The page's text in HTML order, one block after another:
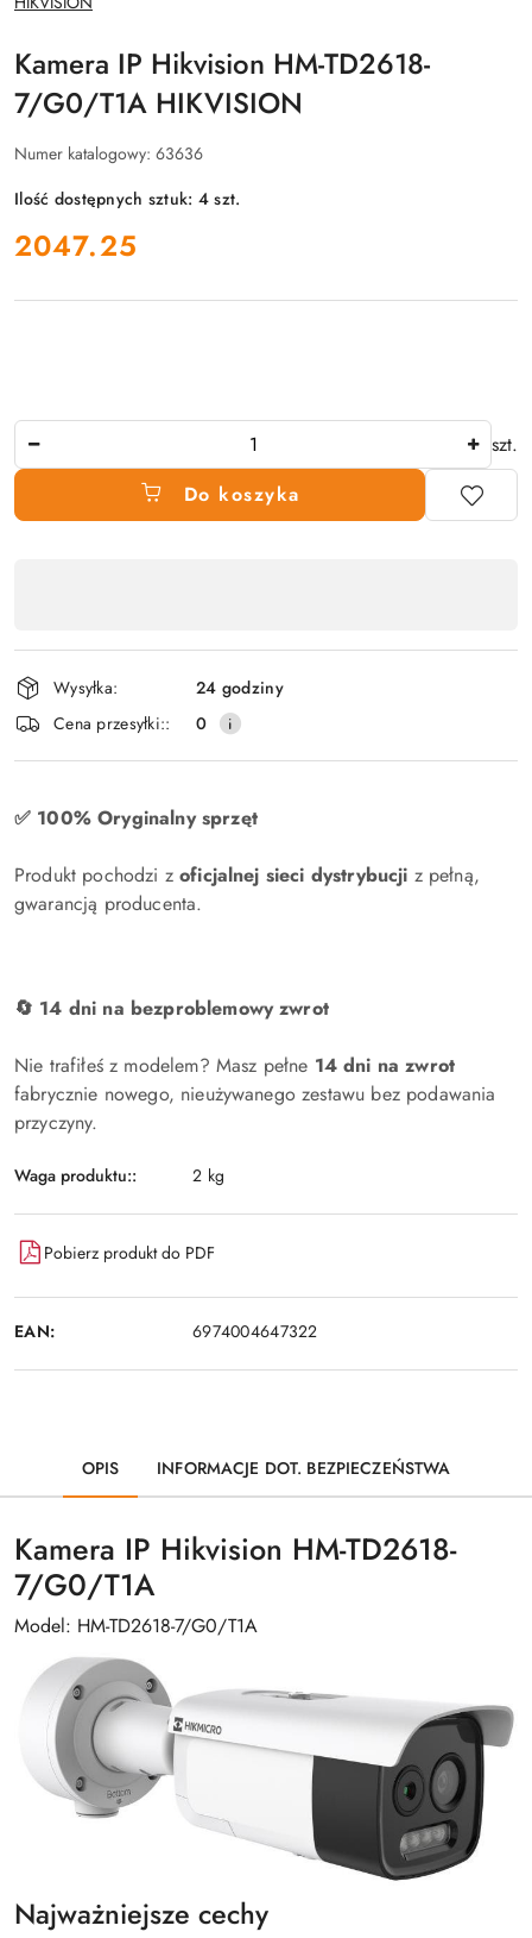
PRODUCENTA:
Kamera IP Hikvision HM-TD2618-
7/G0/T1A HIKVISION
Numer katalogowy: 63636
Ilość dostępnych sztuk: 4szt.
cena:
2047.25
szt.
Do koszyka
,
płatność
i
dostawa
Wysyłka:
24 godziny
Cena przesyłki::
0
✅ 100% Oryginalny sprzęt
Produkt pochodzi zoficjalnej sieci dystrybucji z pełną,
gwarancją producenta.
🔄 14 dni na bezproblemowy zwrot
Nie trafiłeś z modelem? Masz pełne 14 dni na zwrot
fabrycznie nowego, nieużywanego zestawu bez podawania
przyczyny.
Waga produktu:: 2 kg
Pobierz produkt do PDF
EAN: 6974004647322
OPIS INFORMACJE DOT. BEZPIECZEŃSTWA
Kamera IP Hikvision HM-TD2618-
7/G0/T1A
Model: HM-TD2618-7/G0/T1A
Najważniejsze cechy